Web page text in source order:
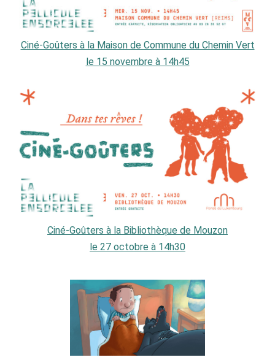
Ciné-Goûters à la Maison de Commune du Chemin Vert
le 15 novembre à 14h45
Ciné-Goûters à la Bibliothèque de Mouzon
le 27 octobre à 14h30